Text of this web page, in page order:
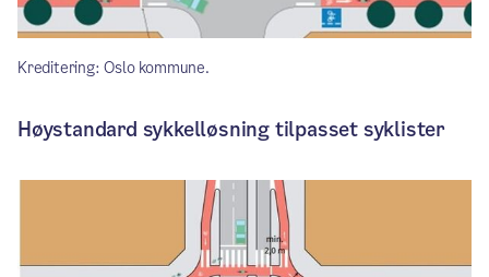
Kreditering: Oslo kommune.
Høystandard sykkelløsning tilpasset syklister